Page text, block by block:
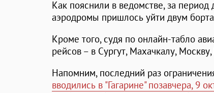
Как пояснили в ведомстве, за
аэродромы пришлось уйти двум
Кроме того, судя по онлайн-табло
рейсов – в Сургут, Махачкалу,
Напомним, последний раз
вводились в "Гагарине" позавчера, 9